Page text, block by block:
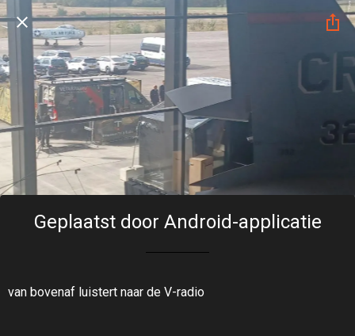
Geplaatst door Android-applicatie
van bovenaf luistert naar de V-radio